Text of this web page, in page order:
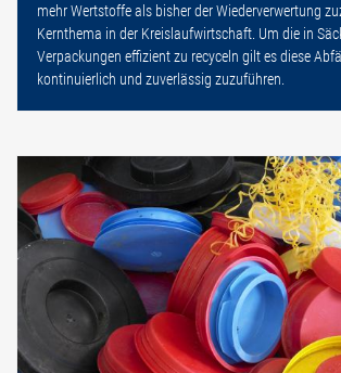
mehr Wertstoffe als bisher der Wiederverwertung
Kernthema in der Kreislaufwirtschaft. Um die in
Verpackungen effizient zu recyceln gilt es diese
kontinuierlich und zuverlässig zuzuführen.